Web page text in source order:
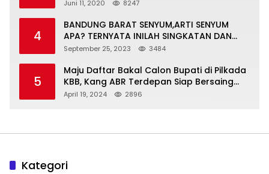
Juni 11, 2020 8247
4
BANDUNG BARAT SENYUM,ARTI SENYUM
APA? TERNYATA INILAH SINGKATAN DAN
MAKNANYA
September 25, 2023 3484
5
Maju Daftar Bakal Calon Bupati di Pilkada
KBB, Kang ABR Terdepan Siap Bersaing
Dengan Balon Lainnya
April 19, 2024 2896
Kategori